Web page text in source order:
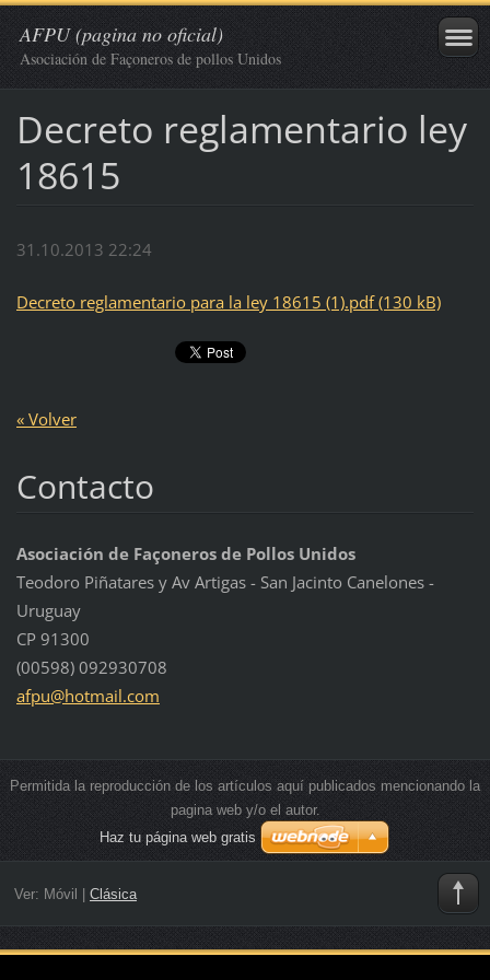
AFPU (pagina no oficial)
Asociación de Façoneros de pollos Unidos
Decreto reglamentario ley
18615
31.10.2013 22:24
Decreto reglamentario para la ley 18615 (1).pdf (130 kB)
« Volver
Contacto
Asociación de Façoneros de Pollos Unidos
Teodoro Piñatares y Av Artigas - San Jacinto Canelones -
Uruguay
CP 91300
(00598) 092930708
afpu@hotmail.com
Permitida la reproducción de los artículos aquí publicados mencionando la
pagina web y/o el autor.
Haz tu página web gratis
Ver: Móvil Clásica